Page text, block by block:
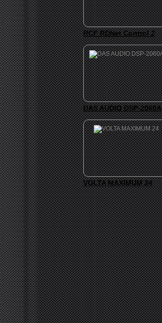
RCF RDNet Control 2
DAS AUDIO DSP-2060A
VOLTA MAXIMUM 24